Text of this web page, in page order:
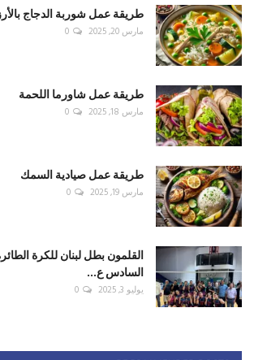
طريقة عمل شوربة الدجاج
مارس 20, 2025 0
طريقة عمل شاورما اللحمة
مارس 18, 2025 0
طريقة عمل صيادية السمك
مارس 19, 2025 0
القلمون بطل لبنان للكرة
السادس ع...
يوليو 3, 2025 0